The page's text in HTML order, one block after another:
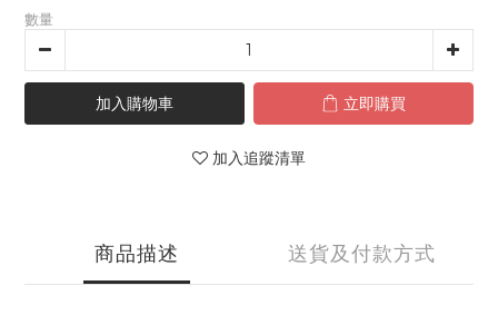
數量
加入購物車 立即購買
加入追蹤清單
商品描述 送貨及付款方式